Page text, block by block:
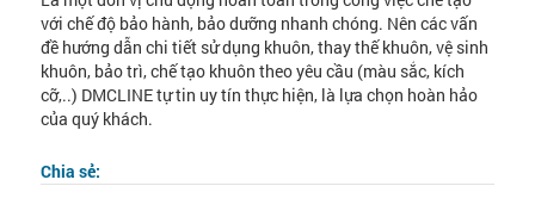
với chế độ bảo hành, bảo dưỡng nhanh chóng. Nên các vấn
đề hướng dẫn chi tiết sử dụng khuôn, thay thế khuôn, vệ sinh
khuôn, bảo trì, chế tạo khuôn theo yêu cầu (màu sắc, kích
cỡ,..) DMCLINE tự tin uy tín thực hiện, là lựa chọn hoàn hảo
của quý khách.
Chia sẻ: